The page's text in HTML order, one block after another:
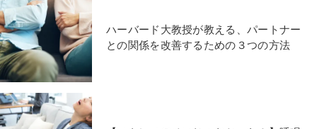
ハーバード大教授が教える、パートナー
との関係を改善するための３つの方法